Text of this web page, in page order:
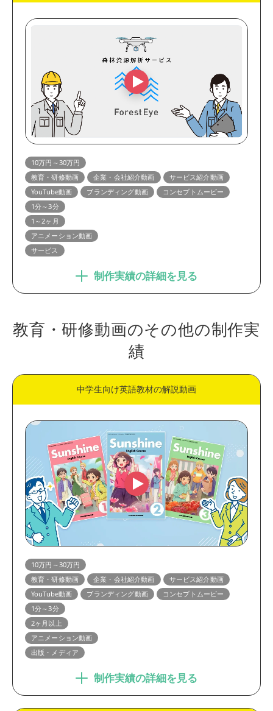
10万円～30万円
教育・研修動画
企業・会社紹介動画
サービス紹介動画
YouTube動画
ブランディング動画
コンセプトムービー
1分～3分
1～2ヶ月
アニメーション動画
サービス
制作実績の詳細を見る
教育・研修動画のその他の制作実
績
中学生向け英語教材の解説動画
10万円～30万円
教育・研修動画
企業・会社紹介動画
サービス紹介動画
YouTube動画
ブランディング動画
コンセプトムービー
1分～3分
2ヶ月以上
アニメーション動画
出版・メディア
制作実績の詳細を見る